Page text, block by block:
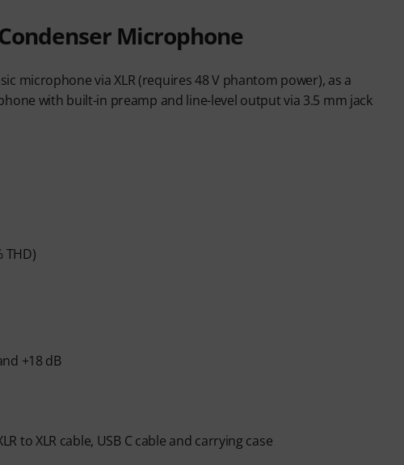
Microphone
microphone via XLR (requires 48 V phantom power), as a
with built-in preamp and line-level output via 3.5 mm jack
THD)
+18 dB
to XLR cable, USB C cable and carrying case